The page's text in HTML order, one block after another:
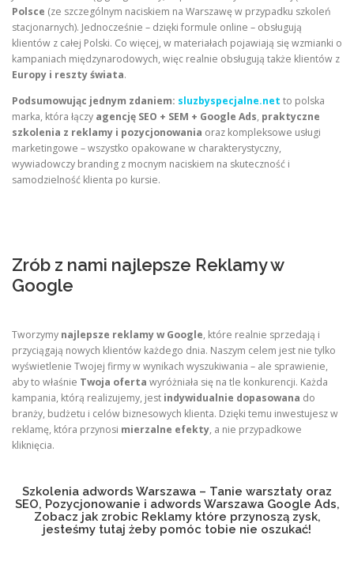
Polsce (ze szczególnym naciskiem na Warszawę w przypadku szkoleń
stacjonarnych). Jednocześnie – dzięki formule online – obsługują
klientów z całej Polski. Co więcej, w materiałach pojawiają się wzmianki o
kampaniach międzynarodowych, więc realnie obsługują także klientów z
Europy i reszty świata.
Podsumowując jednym zdaniem: sluzbyspecjalne.net to polska
marka, która łączy agencję SEO + SEM + Google Ads, praktyczne
szkolenia z reklamy i pozycjonowania oraz kompleksowe usługi
marketingowe – wszystko opakowane w charakterystyczny,
wywiadowczy branding z mocnym naciskiem na skuteczność i
samodzielność klienta po kursie.
Zrób z nami najlepsze Reklamy w
Google
Tworzymy najlepsze reklamy w Google, które realnie sprzedają i
przyciągają nowych klientów każdego dnia. Naszym celem jest nie tylko
wyświetlenie Twojej firmy w wynikach wyszukiwania – ale sprawienie,
aby to właśnie Twoja oferta wyróżniała się na tle konkurencji. Każda
kampania, którą realizujemy, jest indywidualnie dopasowana do
branży, budżetu i celów biznesowych klienta. Dzięki temu inwestujesz w
reklamę, która przynosi mierzalne efekty, a nie przypadkowe
kliknięcia.
Szkolenia adwords Warszawa – Tanie warsztaty oraz
SEO, Pozycjonowanie i adwords Warszawa Google Ads,
Zobacz jak zrobic Reklamy które przynoszą zysk,
jesteśmy tutaj żeby pomóc tobie nie oszukać!